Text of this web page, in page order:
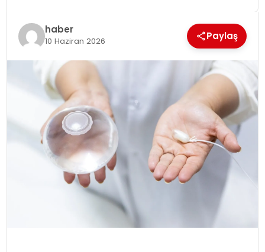
haber
10 Haziran 2026 Paylaş